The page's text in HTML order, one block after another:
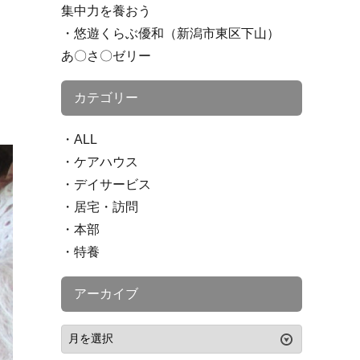
集中力を養おう
悠遊くらぶ優和（新潟市東区下山）
あ〇さ〇ゼリー
カテゴリー
ALL
ケアハウス
デイサービス
居宅・訪問
本部
特養
アーカイブ